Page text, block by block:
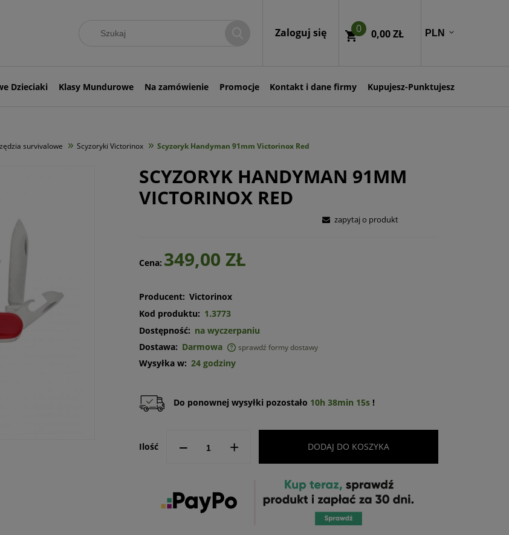
Zaloguj się 0 0,00 ZŁ
Dzieciaki Klasy Mundurowe Na zamówienie Promocje Kontakt i dane firmy Kupujesz-Punktujesz
survivalowe » Scyzoryki Victorinox » Scyzoryk Handyman 91mm Victorinox Red
SCYZORYK HANDYMAN 91MM
VICTORINOX RED
zapytaj o produkt
Cena: 349,00 ZŁ
Producent: Victorinox
Kod produktu: 1.3773
Dostępność: na wyczerpaniu
Dostawa: Darmowa sprawdź formy dostawy
Wysyłka w: 24 godziny
Do ponownej wysyłki pozostało 10h 38min 14s!
Ilość -- + DODAJ DO KOSZYKA